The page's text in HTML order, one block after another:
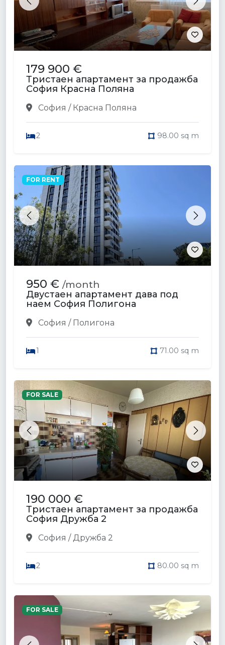
Previous Next
179 900 €
Тристаен апартамент за продажба
София Красна Поляна
София / Красна Поляна
2 98.00 sq m
Previous Next
FOR RENT
950 € /month
Двустаен апартамент дава под
наем София Полигона
София / Полигона
1 71.00 sq m
Previous Next
FOR SALE
190 000 €
Тристаен апартамент за продажба
София Дружба 2
София / Дружба 2
2 80.00 sq m
FOR SALE